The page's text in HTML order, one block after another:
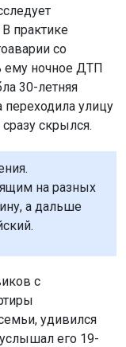
практике
со
ему ночное ДТП
30-летняя
улицу
скрылся.
на разных
а дальше
с
удивился
его 19-